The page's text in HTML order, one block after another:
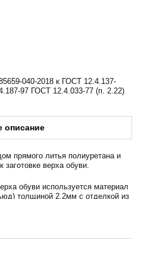
040-2018 к ГОСТ 12.4.137-
97 ГОСТ 12.4.033-77 (п. 2.22)
описание
прямого литья полиуретана и
заготовке верха обуви.
обуви используется материал
толщиной 2,2мм с отделкой из
ONDURA RETOR (Ретор).